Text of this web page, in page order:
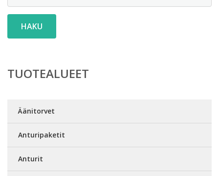
HAKU
TUOTEALUEET
Äänitorvet
Anturipaketit
Anturit